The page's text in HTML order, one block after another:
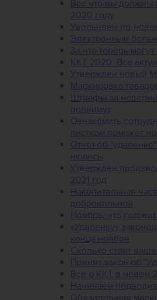
Все что вы должны
2020 году
Увольняем по-
Электронным
За что теперь
ККТ 2020. Все
Утвержден новый
Маркировка
Штрафы за
поднимут
Ознакомить
листком поможет
Отчет об
нюансы
Утвержден
2021 год
Накопительная
добровольной
Ноябрь, что
«Удаленку»
конца ноября
Сколько стоит
Принят закон об
Все о ККТ в новом
Начинаем
Обязательная